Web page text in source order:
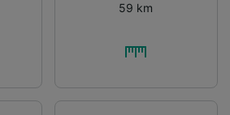
59 km